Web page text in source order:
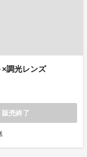
×調光レンズ
販売終了